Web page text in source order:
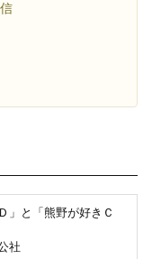
信
」と「熊野が好きＣ
社